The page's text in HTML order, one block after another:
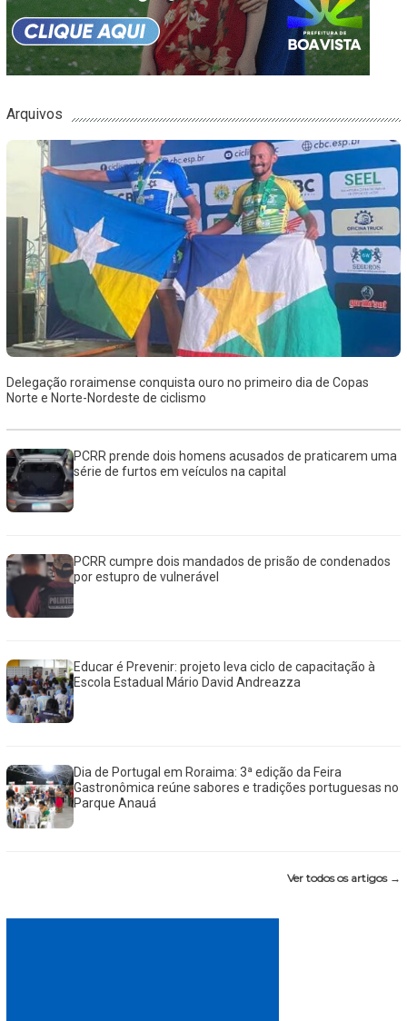
Arquivos
Delegação roraimense conquista ouro no primeiro dia de Copas
Norte e Norte-Nordeste de ciclismo
PCRR prende dois homens acusados de praticarem uma
série de furtos em veículos na capital
PCRR cumpre dois mandados de prisão de condenados
por estupro de vulnerável
Educar é Prevenir: projeto leva ciclo de capacitação à
Escola Estadual Mário David Andreazza
Dia de Portugal em Roraima: 3ª edição da Feira
Gastronômica reúne sabores e tradições portuguesas no
Parque Anauá
Ver todos os artigos →